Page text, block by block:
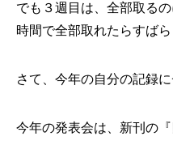
でも３週目は、全部取る
時間で全部取れたらすばら
さて、今年の自分の記録に
今年の発表会は、新刊の